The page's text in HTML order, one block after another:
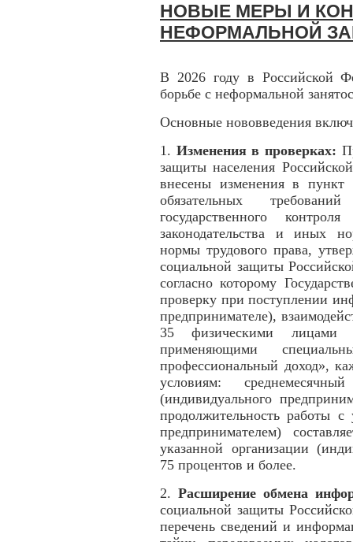
НОВЫЕ МЕРЫ И
НЕФОРМАЛЬНОЙ
В 2026 году в Российской
борьбе с неформальной
Основные нововведения
1. Изменения в проверках:
защиты населения
внесены изменения в пункт
обязательных
государственного
законодательства и иных
нормы трудового права,
социальной защиты
согласно которому
проверку при поступлении
предпринимателе),
35 физическими лицами
применяющими
профессиональный доход»,
условиям:
(индивидуального
продолжительность работы
предпринимателем)
указанной организации
75 процентов и более.
2. Расширение обмена
социальной защиты
перечень сведений и